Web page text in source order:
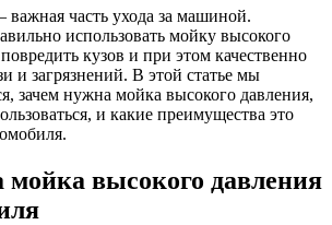
часть ухода за машиной.
использовать мойку высокого
кузов и при этом качественно
и загрязнений. В этой статье мы
зачем нужна мойка высокого давления,
и какие преимущества это
мойка высокого давления